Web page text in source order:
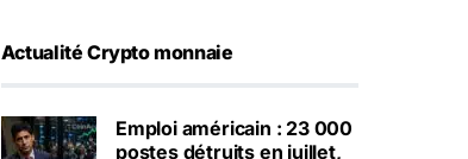
Actualité Crypto monnaie
Emploi américain : 23 000
postes détruits en juillet,